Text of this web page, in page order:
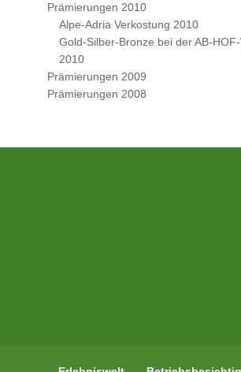
Prämierungen 2010
Alpe-Adria Verkostung 2010
Gold-Silber-Bronze bei der AB-
2010
Prämierungen 2009
Prämierungen 2008